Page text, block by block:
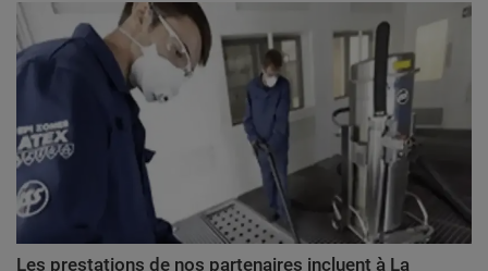
Les prestations de nos partenaires incluent à La